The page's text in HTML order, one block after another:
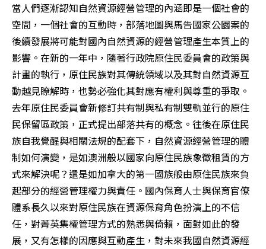
當人們逐漸認知自然資源經營管理的內涵即是一個社會的
空間，一個社會的互動時，部落地圖與馬告國家公園案的
後續發展將可能對國內自然資源的經營管理產生本質上的
影響。在新的一年中，隨著行政院原住民委員會的政策與
計畫的執行，原住民族對其傳統領域以及其對自然資源互
動越見瞭解時，也勢必強化其對應有權利與尊重的爭取。
去年原住民委員會新修訂共有制與私有制雙軌並行的原住
民保留區政策，正式提出部落共有的概念。往後在原住民
族自我覺醒與相關法規的配套下，自然資源經營管理的體
制如何演變，是如澳洲般以國家向原住民族象徵租賃的方
式來解決呢？還是如加拿大的第一國族般由原住民族來負
起部分的經營管理權力與責任。國內保育人士與保育官僚
體系長久以來對原住民族在資源保育角色扮演上的不信
任，對菁英集權管理方式的熟悉與倚賴，面對如此的發
展，又有怎樣的因應與互動產生，對未來我國自然資源經